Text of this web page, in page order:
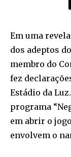
Em uma
dos adeptos
membro do
fez
Estádio da
programa
em abrir o
envolvem o